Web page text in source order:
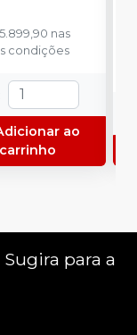
nas
condições
ao
carrinho
Sugira para a